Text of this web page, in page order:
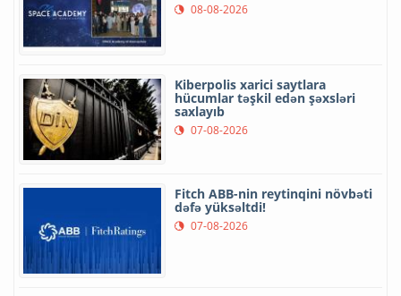
08-08-2026
Kiberpolis xarici saytlara
hücumlar təşkil edən şəxsləri
saxlayıb
07-08-2026
Fitch ABB-nin reytinqini növbəti
dəfə yüksəltdi!
07-08-2026